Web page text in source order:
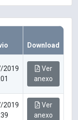
Download
2019
Ver
anexo
2019
Ver
anexo